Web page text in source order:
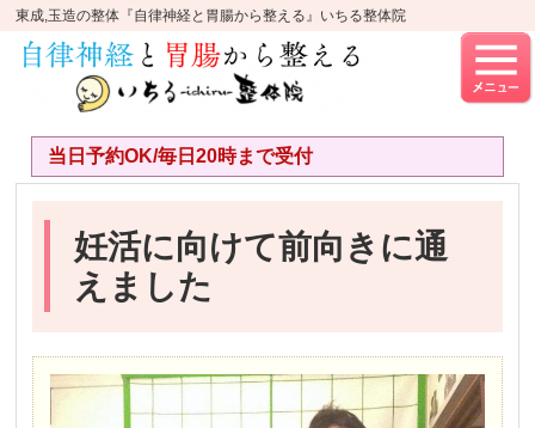
東成,玉造の整体『自律神経と胃腸から整える』いちる整体院
当日予約OK/毎日20時まで受付
妊活に向けて前向きに通
えました